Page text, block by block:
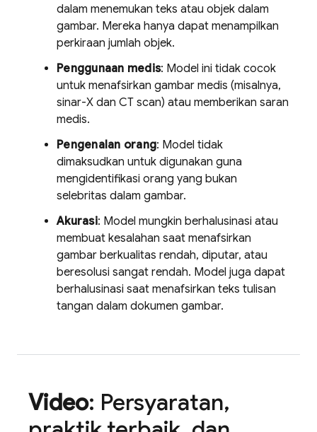
dalam menemukan teks atau objek dalam
gambar. Mereka hanya dapat menampilkan
perkiraan jumlah objek.
Penggunaan medis: Model ini tidak cocok
untuk menafsirkan gambar medis (misalnya,
sinar-X dan CT scan) atau memberikan saran
medis.
Pengenalan orang: Model tidak
dimaksudkan untuk digunakan guna
mengidentifikasi orang yang bukan
selebritas dalam gambar.
Akurasi: Model mungkin berhalusinasi atau
membuat kesalahan saat menafsirkan
gambar berkualitas rendah, diputar, atau
beresolusi sangat rendah. Model juga dapat
berhalusinasi saat menafsirkan teks tulisan
tangan dalam dokumen gambar.
Video: Persyaratan,